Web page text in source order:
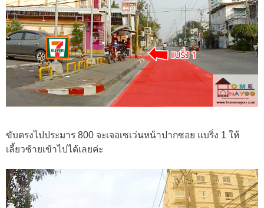
ขับตรงไปประมาร 800 จะเจอเซเว่นหน้าปากซอย แบริ่ง 1 ให้
เลี้ยวซ้ายเข้าไปได้เลยค่ะ